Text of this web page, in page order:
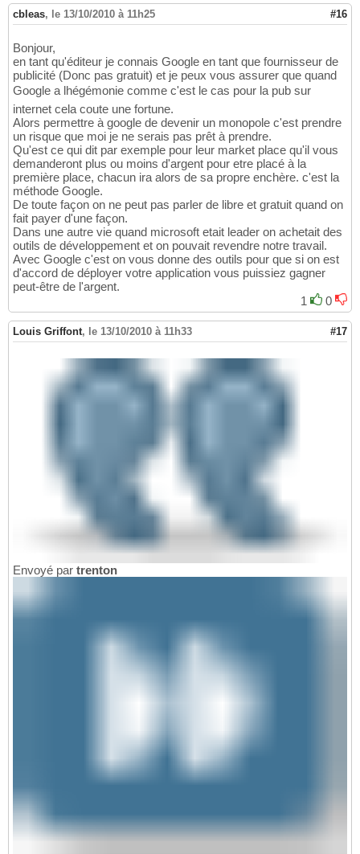
cbleas, le 13/10/2010 à 11h25 #16
Bonjour,
en tant qu'éditeur je connais Google en tant que fournisseur de
publicité (Donc pas gratuit) et je peux vous assurer que quand
Google a lhégémonie comme c'est le cas pour la pub sur
internet cela coute une fortune.
Alors permettre à google de devenir un monopole c'est prendre
un risque que moi je ne serais pas prêt à prendre.
Qu'est ce qui dit par exemple pour leur market place qu'il vous
demanderont plus ou moins d'argent pour etre placé à la
première place, chacun ira alors de sa propre enchère. c'est la
méthode Google.
De toute façon on ne peut pas parler de libre et gratuit quand on
fait payer d'une façon.
Dans une autre vie quand microsoft etait leader on achetait des
outils de développement et on pouvait revendre notre travail.
Avec Google c'est on vous donne des outils pour que si on est
d'accord de déployer votre application vous puissiez gagner
peut-être de l'argent.
1
0
Louis Griffont, le 13/10/2010 à 11h33 #17
Envoyé par trenton